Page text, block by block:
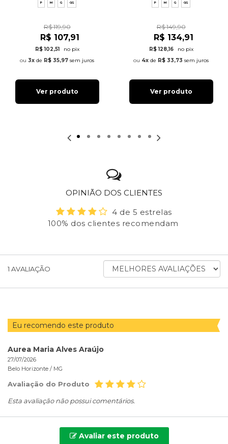
P M G GG
R$ 119,90
R$ 107,91
R$ 102,51
no pix
3x de R$ 35,97 sem juros
Ver produto
P M G GG
R$ 149,90
R$ 134,91
R$ 128,16
no pix
4x de R$ 33,73 sem juros
Ver produto
OPINIÃO DOS CLIENTES
4 de 5 estrelas
100% dos clientes recomendam
1 AVALIAÇÃO
ORDENAR
AVALIAÇÕES
Eu recomendo este produto
Aurea Maria Alves Araújo
27/07/2026
Belo Horizonte / MG
Avaliação do Produto
Esta avaliação não possui comentários.
Avaliar este produto